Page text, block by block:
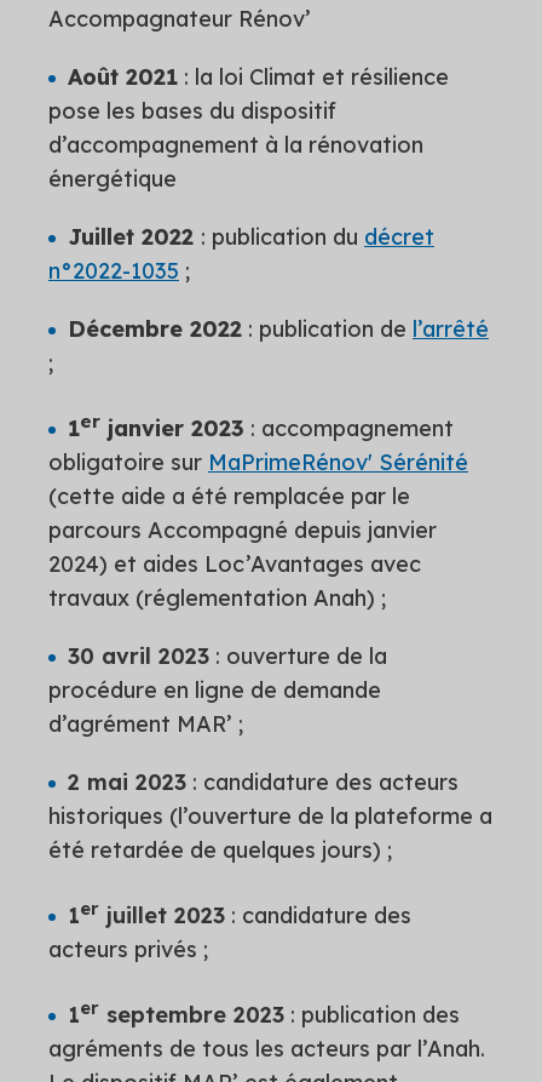
Accompagnateur Rénov’
Août 2021 : la loi Climat et résilience
pose les bases du dispositif
d’accompagnement à la rénovation
énergétique
Juillet 2022 : publication du décret
n°2022-1035 ;
Décembre 2022 : publication de l’arrêté
;
1er janvier 2023 : accompagnement
obligatoire sur MaPrimeRénov' Sérénité
(cette aide a été remplacée par le
parcours Accompagné depuis janvier
2024) et aides Loc’Avantages avec
travaux (réglementation Anah) ;
30 avril 2023 : ouverture de la
procédure en ligne de demande
d’agrément MAR’ ;
2 mai 2023 : candidature des acteurs
historiques (l’ouverture de la plateforme a
été retardée de quelques jours) ;
1er juillet 2023 : candidature des
acteurs privés ;
1er septembre 2023 : publication des
agréments de tous les acteurs par l’Anah.